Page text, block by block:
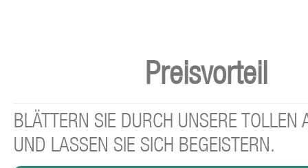
Preisvorteil
BLÄTTERN SIE DURCH UNSERE TOLLEN
UND LASSEN SIE SICH BEGEISTERN.